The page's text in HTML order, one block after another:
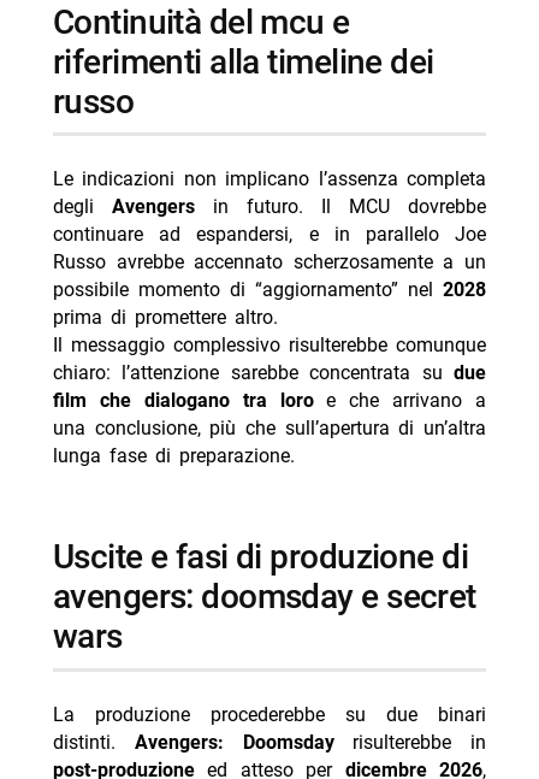
continuità del mcu e
riferimenti alla timeline dei
russo
Le indicazioni non implicano l’assenza completa
degli Avengersin futuro. Il MCU dovrebbe
continuare ad espandersi, e in parallelo Joe
Russo avrebbe accennato scherzosamente a un
possibile momento di “aggiornamento” nel2028
prima di promettere altro.
Il messaggio complessivo risulterebbe comunque
chiaro: l’attenzione sarebbe concentrata sudue
film che dialogano tra loroe che arrivano a
una conclusione, più che sull’apertura di un’altra
lunga fase di preparazione.
uscite e fasi di produzione di
avengers: doomsday e secret
wars
La produzione procederebbe su due binari
distinti. Avengers: Doomsdayrisulterebbe in
post-produzioneed atteso per dicembre 2026,